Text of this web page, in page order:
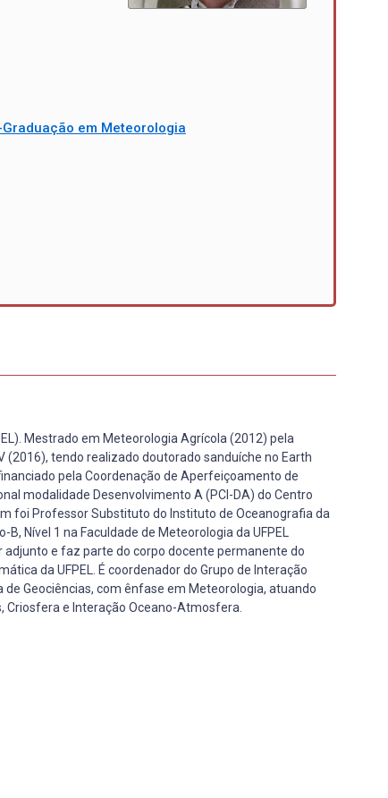
em Meteorologia
Mestrado em Meteorologia Agrícola (2012) pela
(2016), tendo realizado doutorado sanduíche no Earth
pela Coordenação de Aperfeiçoamento de
modalidade Desenvolvimento A (PCI-DA) do Centro
foi Professor Substituto do Instituto de Oceanografia da
Nível 1 na Faculdade de Meteorologia da UFPEL
adjunto e faz parte do corpo docente permanente do
da UFPEL. É coordenador do Grupo de Interação
Geociências, com ênfase em Meteorologia, atuando
e Interação Oceano-Atmosfera.